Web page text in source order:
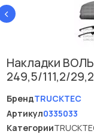
‹
Накладки
249,5/111,2/
БрендTRUCKTEC
Артикул0335033
Категории